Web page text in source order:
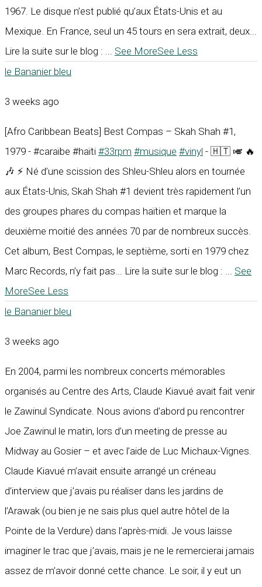
1967. Le disque n’est publié qu’aux États-Unis et au
Mexique. En France, seul un 45 tours en sera extrait, deux...
Lire la suite sur le blog :
See MoreSee Less
le Bananier bleu
3 weeks ago
[Afro Caribbean Beats] Best Compas – Skah Shah #1,
1979 - #caraïbe #haïti #33rpm #musique #vinyl - 🇭🇹 🎺 🔥
🎶 ⚡ Né d’une scission des Shleu-Shleu alors en tournée
aux États-Unis, Skah Shah #1 devient très rapidement l’un
des groupes phares du compas haïtien et marque la
deuxième moitié des années 70 par de nombreux succès.
Cet album, Best Compas, le septième, sorti en 1979 chez
Marc Records, n’y fait pas... Lire la suite sur le blog :
See
MoreSee Less
le Bananier bleu
3 weeks ago
En 2004, parmi les nombreux concerts mémorables
organisés au Centre des Arts, Claude Kiavué avait fait venir
le Zawinul Syndicate. Nous avions d’abord pu rencontrer
Joe Zawinul le matin, lors d’un meeting de presse au
Midway au Gosier – et avec l’aide de Luc Michaux-Vignes.
Claude Kiavué m’avait ensuite arrangé un créneau
d’interview que j’avais pu réaliser dans les jardins de
l’Arawak (ou bien je ne sais plus quel autre hôtel de la
Pointe de la Verdure) dans l’après-midi. Je vous laisse
imaginer le trac que j’avais, mais je ne le remercierai jamais
assez de m’avoir donné cette chance. Le soir, il y eut un